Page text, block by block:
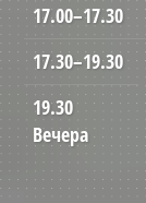
17.00–17.30
17.30–19.30
19.30
Вечера